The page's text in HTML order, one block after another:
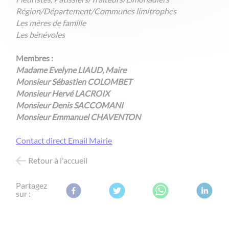
Région/Département/Communes limitrophes
Les mères de famille
Les bénévoles
Membres :
Madame Evelyne LIAUD, Maire
Monsieur Sébastien COLOMBET
Monsieur Hervé LACROIX
Monsieur Denis SACCOMANI
Monsieur Emmanuel CHAVENTON
Contact direct Email Mairie
Retour à l'accueil
Partagez
sur :